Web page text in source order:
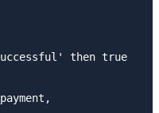
then true